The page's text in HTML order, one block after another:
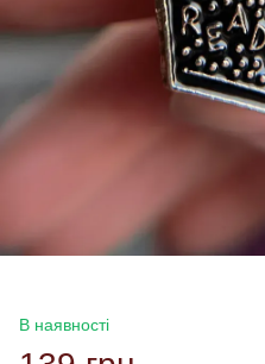
В наявності